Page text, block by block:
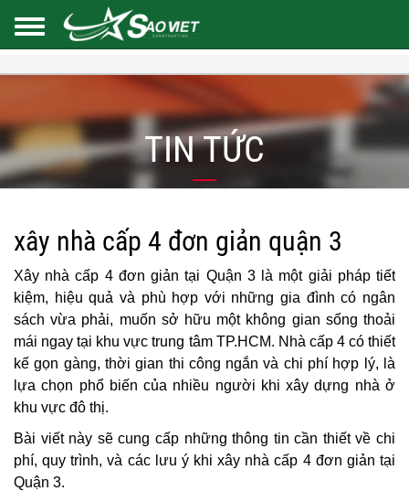
TIN TỨC
xây nhà cấp 4 đơn giản quận 3
Xây nhà cấp 4 đơn giản tại Quận 3 là một giải pháp tiết
kiệm, hiệu quả và phù hợp với những gia đình có ngân
sách vừa phải, muốn sở hữu một không gian sống thoải
mái ngay tại khu vực trung tâm TP.HCM. Nhà cấp 4 có thiết
kế gọn gàng, thời gian thi công ngắn và chi phí hợp lý, là
lựa chọn phổ biến của nhiều người khi xây dựng nhà ở
khu vực đô thị.
Bài viết này sẽ cung cấp những thông tin cần thiết về chi
phí, quy trình, và các lưu ý khi xây nhà cấp 4 đơn giản tại
Quận 3.